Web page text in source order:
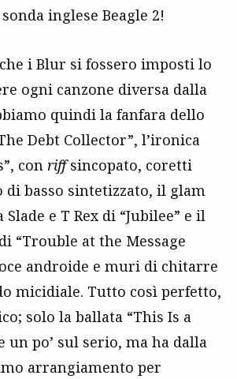
inglese Beagle 2!
i Blur si fossero imposti lo
ogni canzone diversa dalla
quindi la fanfara dello
Debt Collector”, l’ironica
con riffsincopato, coretti
di basso sintetizzato, il glam
e T Rex di “Jubilee” e il
“Trouble at the Message
androide e muri di chitarre
micidiale. Tutto così perfetto,
solo la ballata “This Is a
un po’ sul serio, ma ha dalla
arrangiamento per